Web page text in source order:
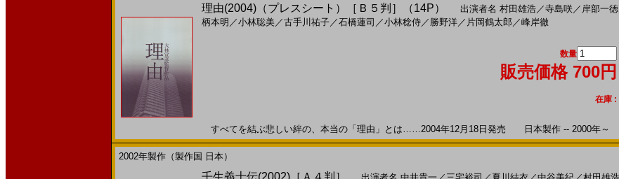
理由(2004)（プレスシート）［Ｂ５判］（14P） 出演者名 村田雄浩／寺島咲／ 岸部一徳
柄本明 ／小林聡美／古手川祐子／石橋蓮司 ／小林稔侍／ 勝野洋／ 片岡鶴太郎 ／峰岸徹
数量
販売価格 700円
在庫 :
すべてを結ぶ悲しい絆の、本当の「理由」とは……2004年12月18日発売 日本製作 -- 2000年～
2002年製作（製作国 日本）
壬生義士伝(2002)［Ａ４判］